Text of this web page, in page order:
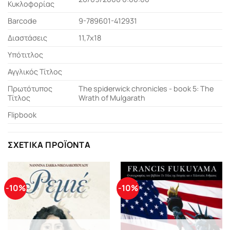
Κυκλοφορίας
Barcode
9-789601-412931
Διαστάσεις
11,7x18
Υπότιτλος
Αγγλικός Τίτλος
Πρωτότυπος
Τίτλος
The spiderwick chronicles - book 5: The
Wrath of Mulgarath
Flipbook
ΣΧΕΤΙΚΆ ΠΡΟΪΌΝΤΑ
-10% -10%